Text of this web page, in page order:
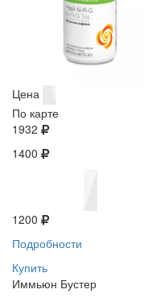
Цена
По карте
1932
1400
1200
Подробности
Купить
Иммьюн Бустер